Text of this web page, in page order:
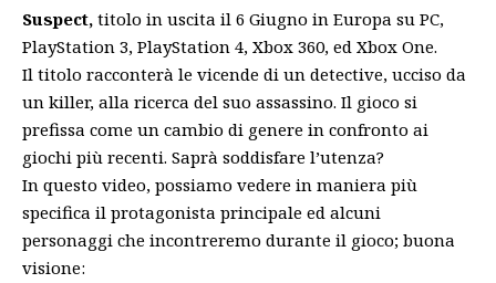
Suspect, titolo in uscita il 6 Giugno in Europa su PC,
PlayStation 3, PlayStation 4, Xbox 360, ed Xbox One.
Il titolo racconterà le vicende di un detective, ucciso da
un killer, alla ricerca del suo assassino. Il gioco si
prefissa come un cambio di genere in confronto ai
giochi più recenti. Saprà soddisfare l’utenza?
In questo video, possiamo vedere in maniera più
specifica il protagonista principale ed alcuni
personaggi che incontreremo durante il gioco; buona
visione: